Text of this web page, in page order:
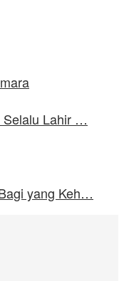
Selalu Lahir …
yang Keh…